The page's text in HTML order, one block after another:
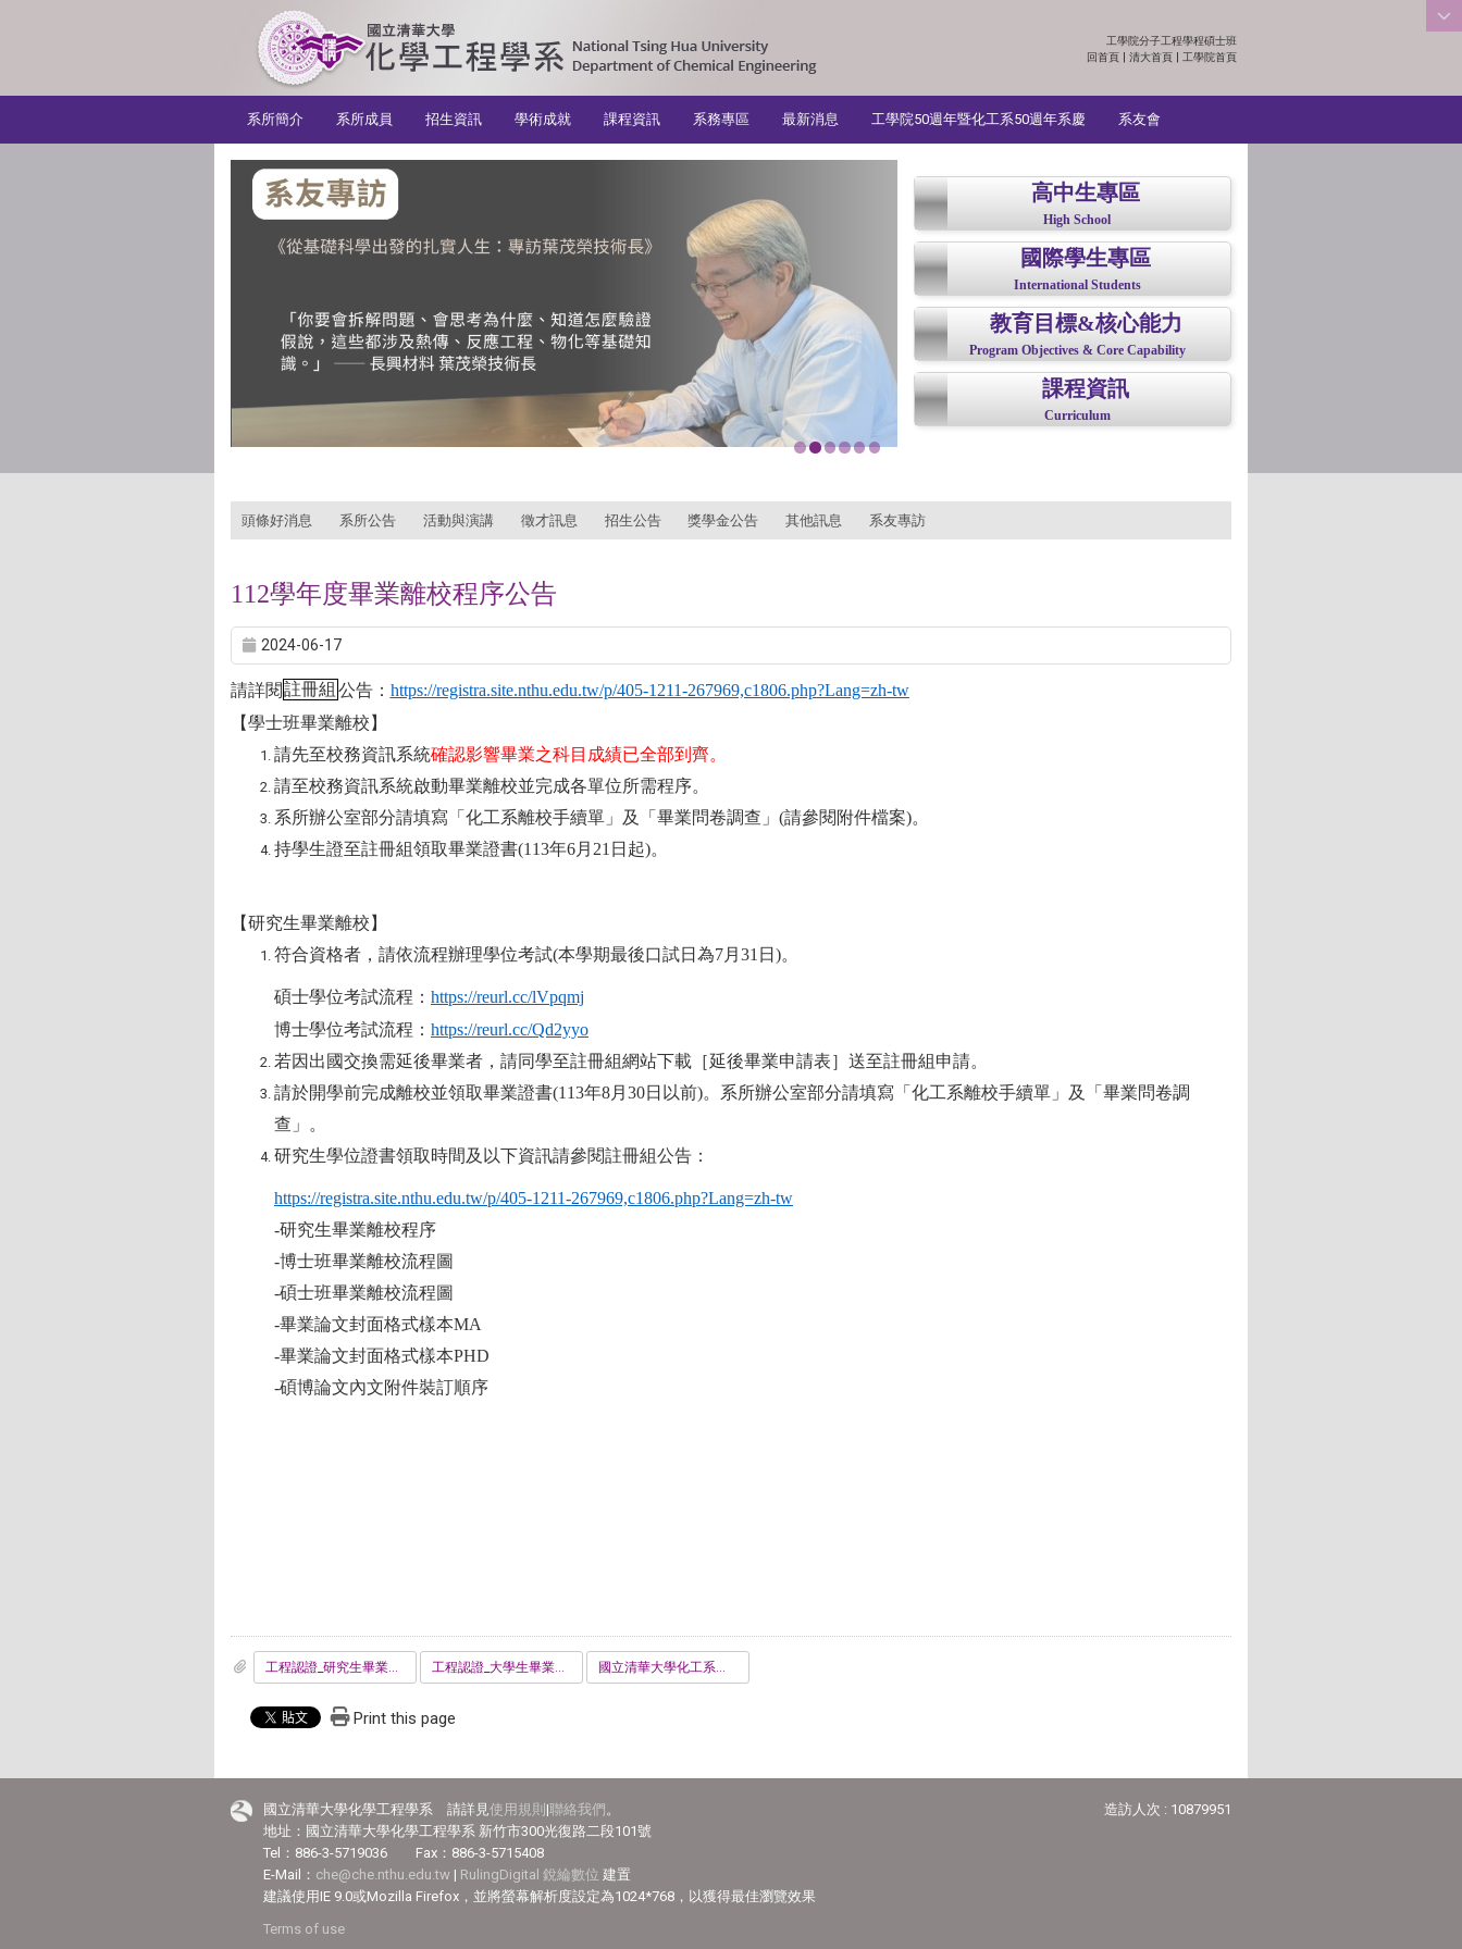
:::
工學院分子工程學程碩士班
回首頁 | 清大首頁 | 工學院首頁
系所簡介
系所成員 招生資訊 學術成就 課程資訊 系務專區 最新消息 工學院50週年暨化工系50週年系慶 系友會
高中生專區
High School
國際學生專區
International Students
教育目標&核心能力
Program Objectives & Core Capability
課程資訊
Curriculum
頭條好消息 系所公告 活動與演講 徵才訊息 招生公告 獎學金公告 其他訊息 系友專訪
112學年度畢業離校程序公告
2024-06-17
請詳閱註冊組 公告： https://registra.site.nthu.edu.tw/p/405-1211-267969,c1806.php?Lang=zh-tw
【學士班畢業離校】
請先至校務資訊系統確認影響畢業之科目成績已全部到齊。
請至校務資訊系統啟動畢業離校並完成各單位所需程序。
系所辦公室部分請填寫「化工系離校手續單」及「畢業問卷調查」 (請參閱附件檔案)。
持學生證至註冊組領取畢業證書(113年6月 21 日起)。
【研究生畢業離校】
符合資格者，請依流程辦理學位考試(本學期最後口試日為7月 31 日 )。
碩士學位考試流程： https://reurl.cc/lVpqmj
博士學位考試流程： https://reurl.cc/Qd2yyo
若因出國交換需延後畢業者，請同學至註冊組網站下載［延後畢業申請表］送至註冊組申請。
請於開學前完成離校並領取畢業證書(113年8月 30日以前)。系所辦公室部分請填寫「化工系離校手續單」及「畢業問卷調
查」。
研究生學位證書領取時間及以下資訊請參閱註冊組公告：
https://registra.site.nthu.edu.tw/p/405-1211-267969,c1806.php?Lang=zh-tw
-研究生畢業離校程序
-博士班畢業離校流程圖
-碩士班畢業離校流程圖
-畢業論文封面格式樣本MA
-畢業論文封面格式樣本PHD
-碩博論文內文附件裝訂順序
工程認證_研究生畢業問卷.pdf 工程認證_大學生畢業問卷.pdf
Print this page
國立清華大學化學工程學系 請詳見使用規則 |聯絡我們 。
地址：國立清華大學化學工程學系 新竹市300光復路二段101號
Tel：886-3-5719036 Fax：886-3-5715408
E-Mail： che@che.nthu.edu.tw | RulingDigital 銳綸數位 建置
建議使用IE 9.0或Mozilla Firefox，並將螢幕解析度設定為1024*768，以獲得最佳瀏覽效果
Terms of use
造訪人次 : 10879951